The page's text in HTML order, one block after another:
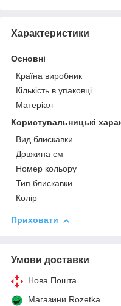
Характеристики
Основні
Країна виробник
Кількість в упаковці
Матеріал
Користувальницькі
Вид блискавки
Довжина см
Номер кольору
Тип блискавки
Колір
Приховати
Умови доставки
Нова Пошта
Магазини Rozetka